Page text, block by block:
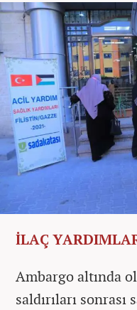
İLAÇ
Ambargo altında
saldırıları